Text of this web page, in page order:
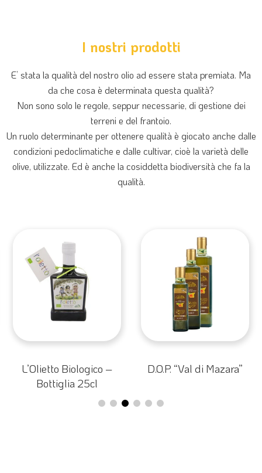
I nostri prodotti
E’ stata la qualità del nostro olio ad essere stata premiata. Ma
da che cosa è determinata questa qualità?
Non sono solo le regole, seppur necessarie, di gestione dei
terreni e del frantoio.
Un ruolo determinante per ottenere qualità è giocato anche dalle
condizioni pedoclimatiche e dalle cultivar, cioè la varietà delle
olive, utilizzate. Ed è anche la cosiddetta biodiversità che fa la
qualità.
L’Olietto Biologico –
Bottiglia 25cl
D.O.P. “Val di Mazara”